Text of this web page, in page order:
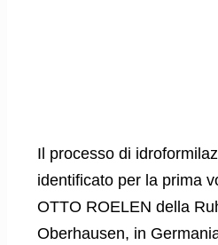
Il processo di
identificato per la prima
OTTO ROELEN della
Oberhausen, in